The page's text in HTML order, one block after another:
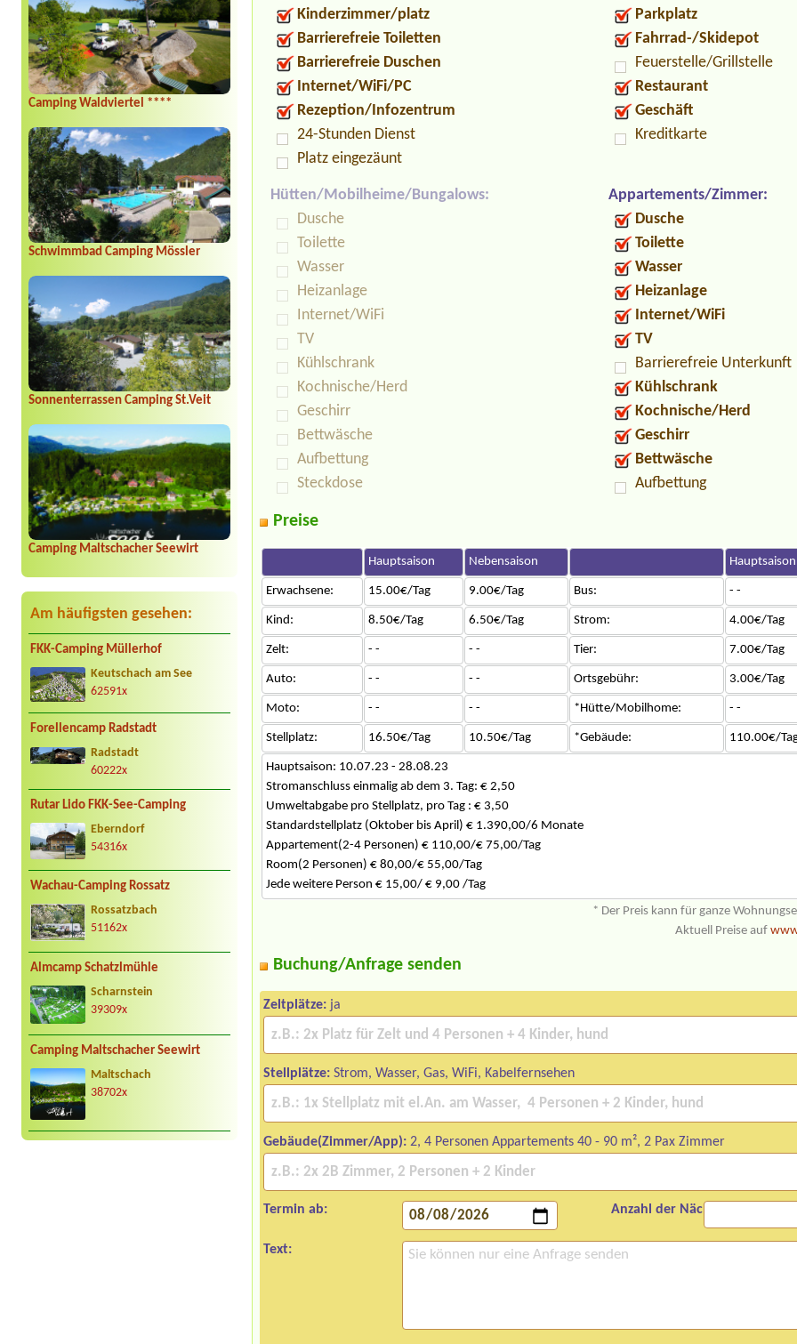
Camping Waldviertel ****
Schwimmbad Camping Mössler
Sonnenterrassen Camping St.Veit
Camping Maltschacher Seewirt
Am häufigsten gesehen:
FKK-Camping Müllerhof
Keutschach am See
62591x
Forellencamp Radstadt
Radstadt
60222x
Rutar Lido FKK-See-Camping
Eberndorf
54316x
Wachau-Camping Rossatz
Rossatzbach
51162x
Almcamp Schatzlmühle
Scharnstein
39309x
Camping Maltschacher Seewirt
Maltschach
38702x
Kinderzimmer/platz
Barrierefreie Toiletten
Barrierefreie Duschen
Internet/WiFi/PC
Rezeption/Infozentrum
24-Stunden Dienst
Platz eingezäunt
Parkplatz
Fahrrad-/Skidepot
Feuerstelle/Grillstelle
Restaurant
Geschäft
Kreditkarte
Hütten/Mobilheime/Bungalows:
Dusche
Toilette
Wasser
Heizanlage
Internet/WiFi
TV
Kühlschrank
Kochnische/Herd
Geschirr
Bettwäsche
Aufbettung
Steckdose
Appartements/Zimmer:
Dusche
Toilette
Wasser
Heizanlage
Internet/WiFi
TV
Barrierefreie Unterkunft
Kühlschrank
Kochnische/Herd
Geschirr
Bettwäsche
Aufbettung
Preise
Hauptsaison Nebensaison Hauptsaison
Erwachsene: 15.00€/Tag 9.00€/Tag Bus: - -
Kind: 8.50€/Tag 6.50€/Tag Strom: 4.00€/Tag
Zelt: - - - - Tier: 7.00€/Tag
Auto: - - - - Ortsgebühr: 3.00€/Tag
Moto: - - - - *Hütte/Mobilhome: - -
Stellplatz: 16.50€/Tag 10.50€/Tag *Gebäude: 110.00€/
Hauptsaison: 10.07.23 - 28.08.23
Stromanschluss einmalig ab dem 3. Tag: € 2,50
Umweltabgabe pro Stellplatz, pro Tag : € 3,50
Standardstellplatz (Oktober bis April) € 1.390,00/6 Monate
Appartement(2-4 Personen) € 110,00/€ 75,00/Tag
Room(2 Personen) € 80,00/€ 55,00/Tag
Jede weitere Person € 15,00/ € 9,00 /Tag
* Der Preis kann für ganze
Aktuell Preise auf
Buchung/Anfrage senden
Zeltplätze: ja
Stellplätze: Strom, Wasser, Gas, WiFi, Kabelfernsehen
Gebäude(Zimmer/App): 2, 4 Personen Appartements 40 - 90 m², 2 Pax Zimmer
Termin ab: Anzahl der Nächte:
Text: